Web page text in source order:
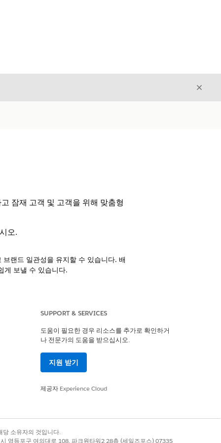
닫기
잠재 고객 및 고객을 위해 맞춤형
오.
랜드 일관성을 유지할 수 있습니다. 배
게 보낼 수 있습니다.
급 사용자는 Handlebars 템플릿 언어를
구문 유효성 검사, 인라인 코딩 지원 및 검
변경하거나 캠페인에서 전송되지 않도
이메일을 보내는 대신 회신을 지원하는
개인 설정합니다.
SUPPORT & SERVICES
도움이 필요한 경우 리소스를 추가로 확인하거
나 전문가의 도움을 받으십시오.
지원 받기
제공자 Experience Cloud
소유자의 것입니다.
영등포구 여의대로 108, 파크원타워2 28층 (세일즈포스) 07335